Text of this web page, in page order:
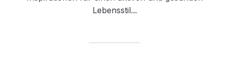
Lebensstil...